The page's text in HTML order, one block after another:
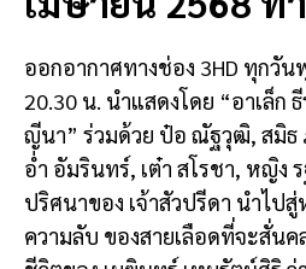
ออกอากาศทางช่อง 3HD ทุกวั
20.30 น. นำแสดงโดย “อาเล็ก
ญีนา” ร่วมด้วย ป๋อ ณัฐวุฒิ, สมิ
อ่ำ อัมรินทร์, เต๋า สโรชา, หญิง ร
ปริศนาของ เจ้าสัวปรีดา นำไป
ความลับ ของสายเลือดที่จะสั่น